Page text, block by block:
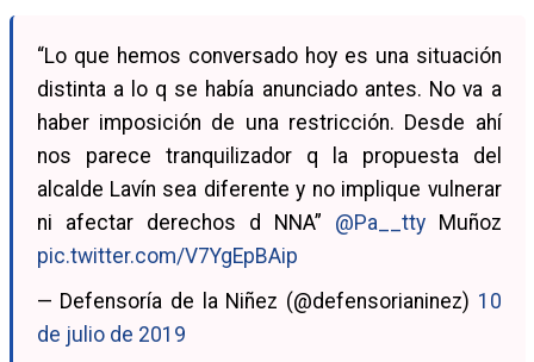
“Lo que hemos conversado hoy es una situación
distinta a lo q se había anunciado antes. No va a
haber imposición de una restricción. Desde ahí
nos parece tranquilizador q la propuesta del
alcalde Lavín sea diferente y no implique vulnerar
ni afectar derechos d NNA” @Pa__ttyMuñoz
pic.twitter.com/V7YgEpBAip
— Defensoría de la Niñez (@defensorianinez) 10
de julio de 2019